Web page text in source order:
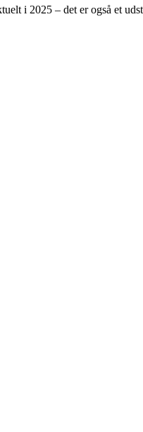
i 2025 – det er også et